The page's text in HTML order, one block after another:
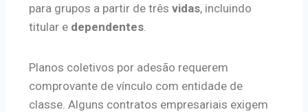
para grupos a partir de três vidas, incluindo
titular e dependentes
Planos coletivos por adesão requerem
comprovante de vínculo com entidade de
classe. Alguns contratos empresariais exigem